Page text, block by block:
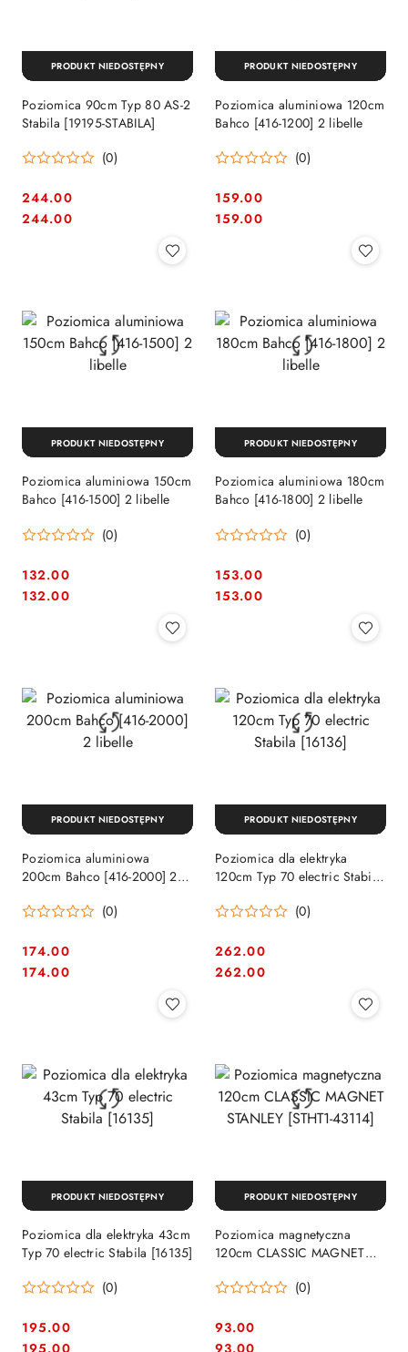
Poziomica 90cm Typ 80 AS-2
Stabila [19195-STABILA]
(0)
Cena:
244.00
Cena:
244.00
PRODUKT NIEDOSTĘPNY
Poziomica aluminiowa 120cm
Bahco [416-1200] 2 libelle
(0)
Cena:
159.00
Cena:
159.00
PRODUKT NIEDOSTĘPNY
Poziomica aluminiowa 150cm
Bahco [416-1500] 2 libelle
(0)
Cena:
132.00
Cena:
132.00
PRODUKT NIEDOSTĘPNY
Poziomica aluminiowa 180cm
Bahco [416-1800] 2 libelle
(0)
Cena:
153.00
Cena:
153.00
PRODUKT NIEDOSTĘPNY
Poziomica aluminiowa
200cm Bahco [416-2000] 2
(0)
Cena:
174.00
Cena:
174.00
PRODUKT NIEDOSTĘPNY
Poziomica dla elektryka
120cm Typ 70 electric Stabila
(0)
Cena:
262.00
Cena:
262.00
PRODUKT NIEDOSTĘPNY
Poziomica dla elektryka 43cm
Typ 70 electric Stabila [16135]
(0)
195.00
Cena:
PRODUKT NIEDOSTĘPNY
Poziomica magnetyczna
120cm CLASSIC MAGNET
(0)
93.00
Cena:
PRODUKT NIEDOSTĘPNY